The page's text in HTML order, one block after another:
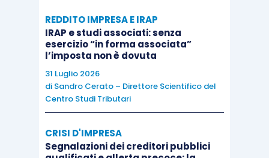
successivamente allo scadere dei 90 giorni
esercitarel’accesso al regime
tuttavia, che nelle ipotesi in cui i termini di
presentazione risultino scaduti per talune
annualità resta ferma comunque
avvalersi del regimein esameper i restanti
periodi di impostadel quinquennio agevolabile.
REDDITO IMPRESA E IRAP
IRAP e studi associati: senza
esercizio “in forma associata”
l’imposta non è dovuta
31 Luglio 2026
di Sandro Cerato – Direttore Scientifico del
Centro Studi Tributari
CRISI D'IMPRESA
Segnalazioni dei creditori pubblici